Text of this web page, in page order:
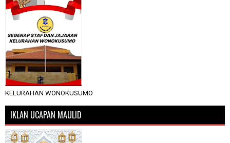
KELURAHAN WONOKUSUMO
IKLAN UCAPAN MAULID